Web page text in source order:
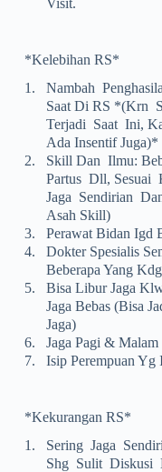
*Kelebihan RS*
1.
Nambah
Saat Di RS *(krn
Terjadi Saat Ini,
Ada Insentif Juga)*
2.
Skill Dan Ilmu:
Partus Dll,
Jaga Sendirian
Asah Skill)
3.
Perawat Bidan Igd
4.
Dokter Spesialis
Beberapa Yang
5.
Bisa Libur Jaga
Jaga Bebas (bisa
Jaga)
6.
Jaga Pagi &
7.
Isip Perempuan Yg
*Kekurangan RS*
1.
Sering Jaga
Shg Sulit Diskusi